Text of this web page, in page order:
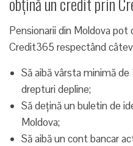
Pensionarii din Moldova
Credit365 respectând
Să aibă vârsta minimă de
drepturi depline;
Să dețină un buletin de
Moldova;
Să aibă un cont bancar